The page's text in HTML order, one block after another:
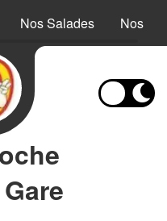
Nos Salades Nos